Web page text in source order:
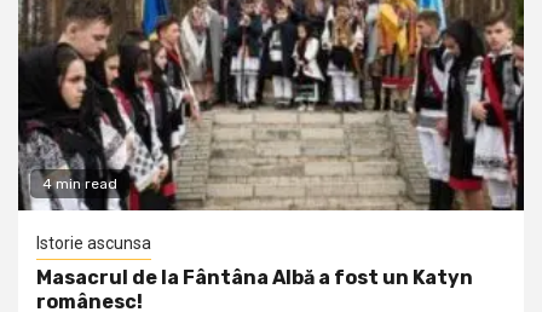
4 min read
Istorie ascunsa
Masacrul de la Fântâna Albă a fost un Katyn
românesc!